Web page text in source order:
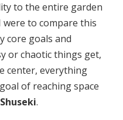
to the entire garden
to compare this
core goals and
or chaotic things get,
center, everything
of reaching space
Shuseki.